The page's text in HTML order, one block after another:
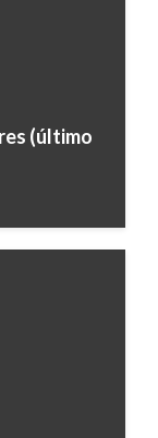
(último